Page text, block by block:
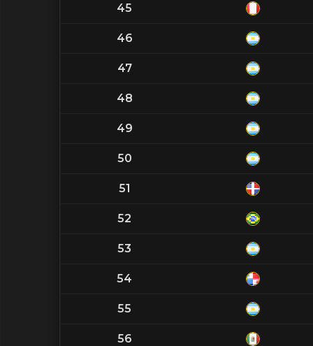
45
46
47
48
49
50
51
52
53
54
55
56